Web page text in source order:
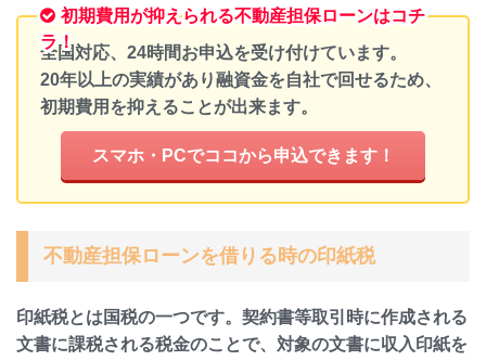
初期費用が抑えられる不動産担保ローンはコチ
ラ！
全国対応、24時間お申込を受け付けています。
20年以上の実績があり融資金を自社で回せるため、
初期費用を抑えることが出来ます。
スマホ・PCでココから申込できます！
不動産担保ローンを借りる時の印紙税
印紙税とは国税の一つです。契約書等取引時に作成される
文書に課税される税金のことで、対象の文書に収入印紙を